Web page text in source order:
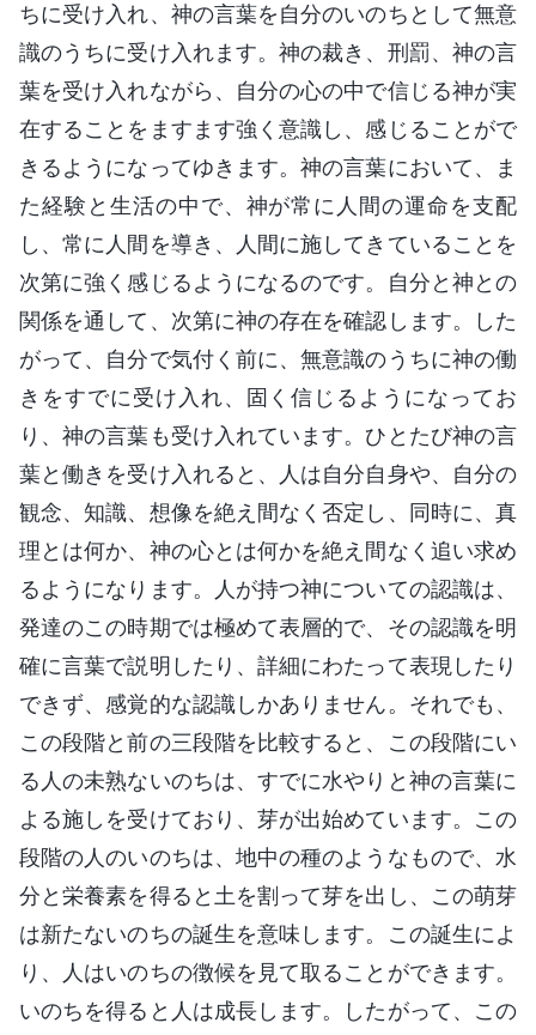
ちに受け入れ、神の言葉を自分のいのちとして無意
識のうちに受け入れます。神の裁き、刑罰、神の言
葉を受け入れながら、自分の心の中で信じる神が実
在することをますます強く意識し、感じることがで
きるようになってゆきます。神の言葉において、ま
た経験と生活の中で、神が常に人間の運命を支配
し、常に人間を導き、人間に施してきていることを
次第に強く感じるようになるのです。自分と神との
関係を通して、次第に神の存在を確認します。した
がって、自分で気付く前に、無意識のうちに神の働
きをすでに受け入れ、固く信じるようになってお
り、神の言葉も受け入れています。ひとたび神の言
葉と働きを受け入れると、人は自分自身や、自分の
観念、知識、想像を絶え間なく否定し、同時に、真
理とは何か、神の心とは何かを絶え間なく追い求め
るようになります。人が持つ神についての認識は、
発達のこの時期では極めて表層的で、その認識を明
確に言葉で説明したり、詳細にわたって表現したり
できず、感覚的な認識しかありません。それでも、
この段階と前の三段階を比較すると、この段階にい
る人の未熟ないのちは、すでに水やりと神の言葉に
よる施しを受けており、芽が出始めています。この
段階の人のいのちは、地中の種のようなもので、水
分と栄養素を得ると土を割って芽を出し、この萌芽
は新たないのちの誕生を意味します。この誕生によ
り、人はいのちの徴候を見て取ることができます。
いのちを得ると人は成長します。したがって、この